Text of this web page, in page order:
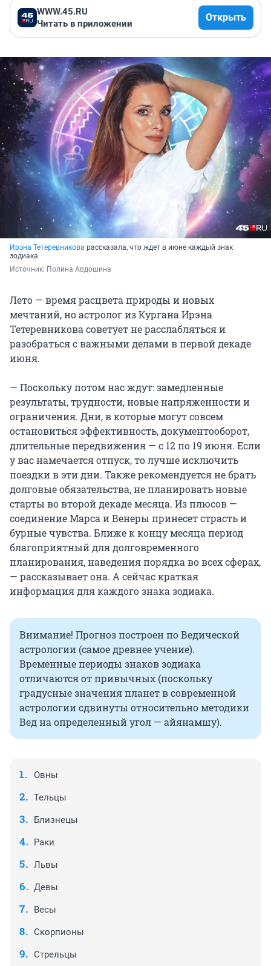
WWW.45.RU
Читать в приложении
Открыть
Ирэна Тетеревникова рассказала, что ждет в июне каждый знак
зодиака
Источник: Полина Авдошина
Лето — время расцвета природы и новых
мечтаний, но астролог из Кургана Ирэна
Тетеревникова советует не расслабляться и
разобраться с важными делами в первой декаде
июня.
— Поскольку потом нас ждут: замедленные
результаты, трудности, новые напряженности и
ограничения. Дни, в которые могут совсем
остановиться эффективность, документооборот,
длительные передвижения — с 12 по 19 июня. Если
у вас намечается отпуск, то лучше исключить
поездки в эти дни. Также рекомендуется не брать
долговые обязательства, не планировать новые
старты во второй декаде месяца. Из плюсов —
соединение Марса и Венеры принесет страсть и
бурные чувства. Ближе к концу месяца период
благоприятный для долговременного
планирования, наведения порядка во всех сферах,
— рассказывает она. А сейчас краткая
информация для каждого знака зодиака.
Внимание! Прогноз построен по Ведической
астрологии (самое древнее учение).
Временные периоды знаков зодиака
отличаются от привычных (поскольку
градусные значения планет в современной
астрологии сдвинуты относительно методики
Вед на определенный угол — айянамшу).
Овны
Тельцы
Близнецы
Раки
Львы
Девы
Весы
Скорпионы
Стрельцы